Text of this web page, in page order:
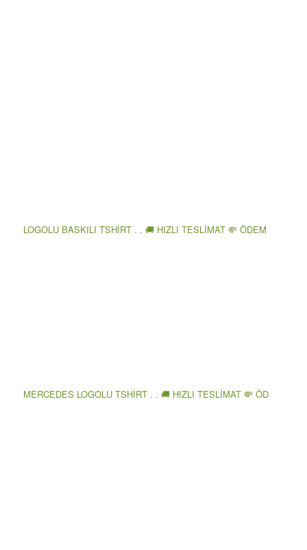
LOGOLU BASKILI TSHİRT . . 🚚 HIZLI TESLİMAT 💸 ÖDEM
MERCEDES LOGOLU TSHİRT . . 🚚 HIZLI TESLİMAT 💸 ÖD